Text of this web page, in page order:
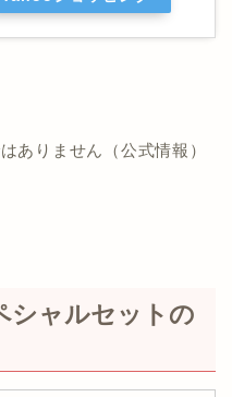
ありません（公式情報）
ャルセットの